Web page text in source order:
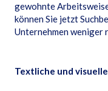
gewohnte
können Sie jetzt
Unternehmen weniger
Textliche und